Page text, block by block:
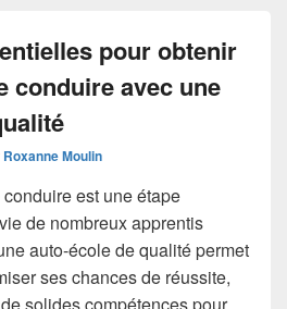
pour obtenir
conduire avec une
Roxanne Moulin
est une étape
de nombreux apprentis
auto-école de qualité permet
ses chances de réussite,
solides compétences pour